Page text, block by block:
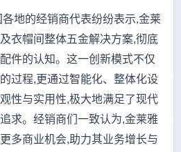
地的经销商代表纷纷表示,金莱
衣帽间整体五金解决方案,彻底
件的认知。这一创新模式不仅
过程,更通过智能化、整体化设
性与实用性,极大地满足了现代
求。经销商们一致认为,金莱雅
多商业机会,助力其业务增长与